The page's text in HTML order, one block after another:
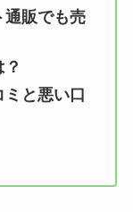
通販でも売
と悪い口